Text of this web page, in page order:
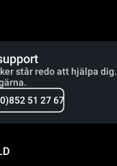
står redo att hjälpa dig.
51 27 67